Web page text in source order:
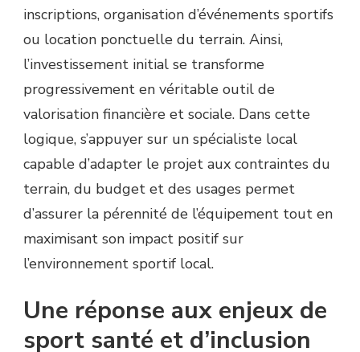
inscriptions, organisation d’événements sportifs
ou location ponctuelle du terrain. Ainsi,
l’investissement initial se transforme
progressivement en véritable outil de
valorisation financière et sociale. Dans cette
logique, s’appuyer sur un spécialiste local
capable d’adapter le projet aux contraintes du
terrain, du budget et des usages permet
d’assurer la pérennité de l’équipement tout en
maximisant son impact positif sur
l’environnement sportif local.
Une réponse aux enjeux de
sport santé et d’inclusion